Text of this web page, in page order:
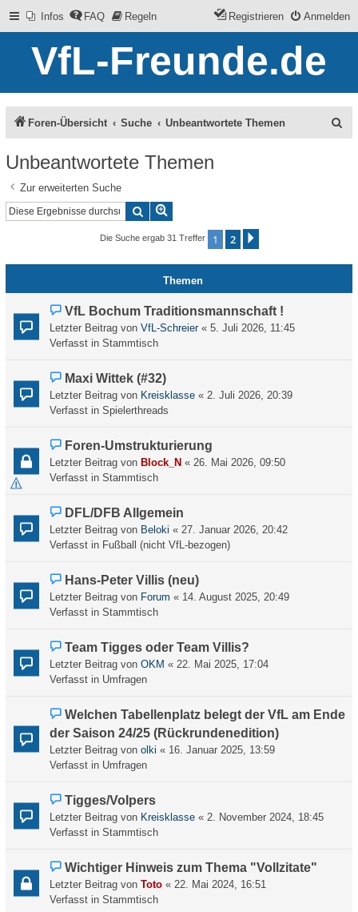
Infos FAQ Regeln Anmelden
Registrieren
VfL-Freunde.de
Foren-Übersicht Suche Unbeantwortete Themen
Unbeantwortete Themen
Zur erweiterten Suche
Suche
Die Suche ergab 31 Treffer 1 2
Themen
N
e
u
r
B
e
i
r
a
g
VfL Bochum Traditionsmannschaft !
Letzter Beitrag von VfL-Schreier« 5. Juli 2026, 11:45
Verfasst in Stammtisch
N
e
u
r
B
e
i
r
a
g
Maxi Wittek (#32)
Letzter Beitrag von Kreisklasse « 2. Juli 2026, 20:39
Verfasst in Spielerthreads
N
e
u
r
B
e
i
r
a
g
Foren-Umstrukturierung
Letzter Beitrag von Block_N « 26. Mai 2026, 09:50
Verfasst in Stammtisch
N
e
u
r
B
e
i
r
a
g
DFL/DFB Allgemein
Letzter Beitrag von Beloki « 27. Januar 2026, 20:42
Verfasst in Fußball (nicht VfL-bezogen)
N
e
u
r
B
e
i
r
a
g
Hans-Peter Villis (neu)
Letzter Beitrag von Forum « 14. August 2025, 20:49
Verfasst in Stammtisch
N
e
u
r
B
e
i
t
a
g
Team Tigges oder Team Villis?
Letzter Beitrag von OKM « 22. Mai 2025, 17:04
Verfasst in Umfragen
N
e
e
e
i
t
a
g
Welchen Tabellenplatz belegt der VfL am Ende
der Saison 24/25 (Rückrundenedition)
Letzter Beitrag von olki « 16. Januar 2025, 13:59
Verfasst in Umfragen
N
e
u
r
B
e
i
Tigges/Volpers
Letzter Beitrag von Kreisklasse « 2. November 2024, 18:45
Verfasst in Stammtisch
N
e
u
Wichtiger Hinweis zum Thema "Vollzitate"
Letzter Beitrag von Toto « 22. Mai 2024, 16:51
Verfasst in Stammtisch